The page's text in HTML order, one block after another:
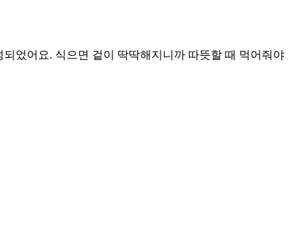
었어요. 식으면 겉이 딱딱해지니까 따뜻할 때 먹어줘야